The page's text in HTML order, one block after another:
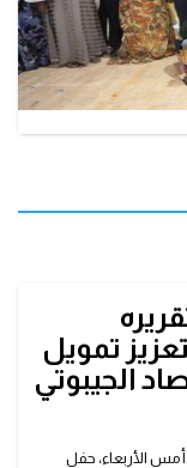
دعوة لتعزيز تمويل
الجيبوتي
أمس الأربعاء، حفل